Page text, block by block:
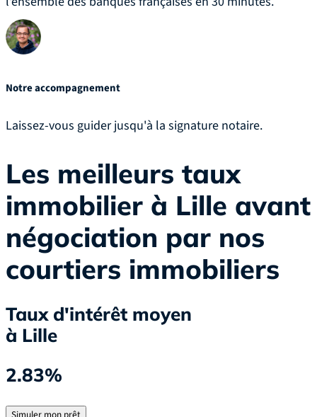
Notre accompagnement
Laissez-vous guider jusqu'à la signature notaire.
Les meilleurs taux
immobilier à Lille avant
négociation par nos
courtiers immobiliers
Taux d'intérêt moyen
à Lille
2.83%